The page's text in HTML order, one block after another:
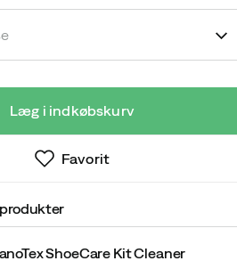
Læg i indkøbskurv
Favorit
produkter
ShoeCare Kit Cleaner